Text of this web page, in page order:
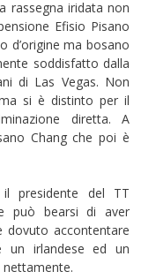
rassegna iridata non
Efisio Pisano
d’origine ma bosano
soddisfatto dalla
di Las Vegas. Non
si è distinto per il
diretta. A
Chang che poi è
presidente del TT
può bearsi di aver
accontentare
un irlandese ed un